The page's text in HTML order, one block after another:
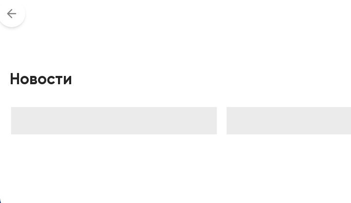
Новости